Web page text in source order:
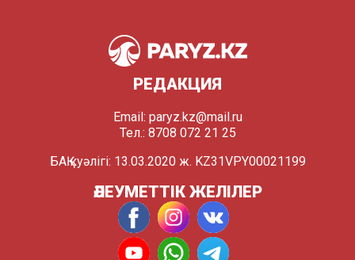
РЕДАКЦИЯ
Email: paryz.kz@mail.ru
Тел.: 8708 072 21 25
БАҚ куәлігі: 13.03.2020 ж. KZ31VPY00021199
ӘЛЕУМЕТТІК ЖЕЛІЛЕР